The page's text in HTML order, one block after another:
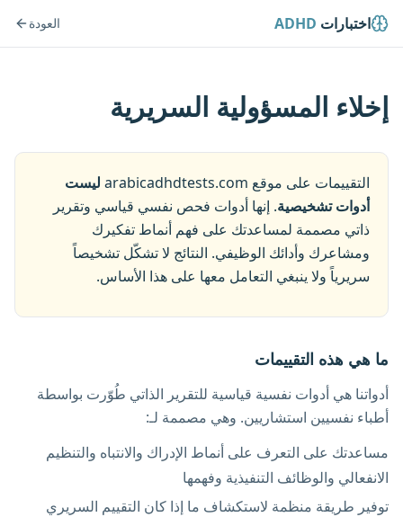
اختبارات ADHD العودة
إخلاء المسؤولية السريرية
التقييمات على موقع arabicadhdtests.com
ليست
أدوات تشخيصية. إنها أدوات فحص نفسي قياسي وتقرير
ذاتي مصممة لمساعدتك على فهم أنماط تفكيرك
ومشاعرك وأدائك الوظيفي. النتائج لا تشكّل تشخيصاً
سريرياً ولا ينبغي التعامل معها على هذا الأساس.
ما هي هذه التقييمات
أدواتنا هي أدوات نفسية قياسية للتقرير الذاتي طُوّرت بواسطة
أطباء نفسيين استشاريين. وهي مصممة لـ:
مساعدتك على التعرف على أنماط الإدراك والانتباه والتنظيم
الانفعالي والوظائف التنفيذية وفهمها
توفير طريقة منظمة لاستكشاف ما إذا كان التقييم السريري